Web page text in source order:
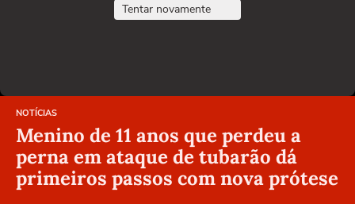
Tentar novamente
NOTÍCIAS
Menino de 11 anos que perdeu a
perna em ataque de tubarão dá
primeiros passos com nova prótese